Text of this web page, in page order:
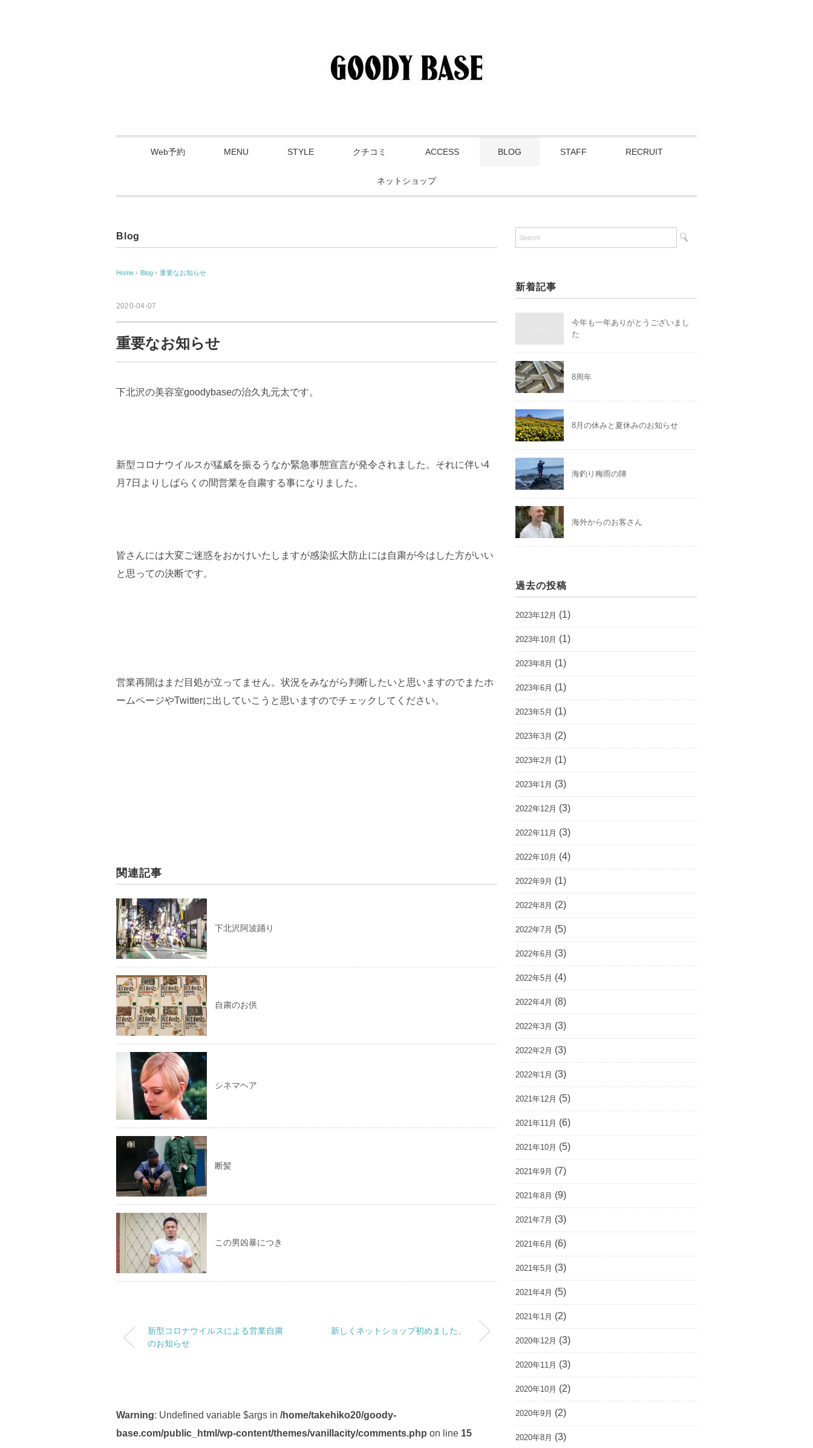
Web予約 MENU STYLE クチコミ ACCESS BLOG STAFF RECRUIT
ネットショップ
Blog
Home › Blog › 重要なお知らせ
2020-04-07
重要なお知らせ
下北沢の美容室goodybaseの治久丸元太です。
新型コロナウイルスが猛威を振るうなか緊急事態宣言が発令されました。それに伴い4
月7日よりしばらくの間営業を自粛する事になりました。
皆さんには大変ご迷惑をおかけいたしますが感染拡大防止には自粛が今はした方がいい
と思っての決断です。
営業再開はまだ目処が立ってません。状況をみながら判断したいと思いますのでまたホ
ームページやTwitterに出していこうと思いますのでチェックしてください。
関連記事
下北沢阿波踊り
自粛のお供
シネマヘア
断髪
この男凶暴につき
新型コロナウイルスによる営業自粛
のお知らせ
新しくネットショップ初めました。
Warning: Undefined variable $args in /home/takehiko20/goody-
base.com/public_html/wp-content/themes/vanillacity/comments.php on line 15
新着記事
今年も一年ありがとうございまし
た
8周年
8月の休みと夏休みのお知らせ
海釣り梅雨の陣
海外からのお客さん
過去の投稿
2023年12月 (1)
2023年10月 (1)
2023年8月 (1)
2023年6月 (1)
2023年5月 (1)
2023年3月 (2)
2023年2月 (1)
2023年1月 (3)
2022年12月 (3)
2022年11月 (3)
2022年10月 (4)
2022年9月 (1)
2022年8月 (2)
2022年7月 (5)
2022年6月 (3)
2022年5月 (4)
2022年4月 (8)
2022年3月 (3)
2022年2月 (3)
2022年1月 (3)
2021年12月 (5)
2021年11月 (6)
2021年10月 (5)
2021年9月 (7)
2021年8月 (9)
2021年7月 (3)
2021年6月 (6)
2021年5月 (3)
2021年4月 (5)
2021年1月 (2)
2020年12月 (3)
2020年11月 (3)
2020年10月 (2)
2020年9月 (2)
2020年8月 (3)